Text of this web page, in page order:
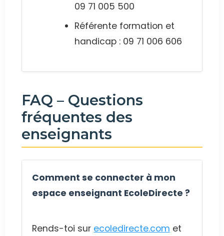
09 71 005 500
Référente formation et
handicap : 09 71 006 606
FAQ – Questions
fréquentes des
enseignants
Comment se connecter à mon
espace enseignant EcoleDirecte ?
Rends-toi sur ecoledirecte.com et